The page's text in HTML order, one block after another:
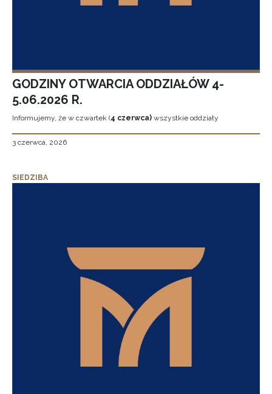
GODZINY OTWARCIA ODDZIAŁÓW 4-
5.06.2026 R.
Informujemy, że w czwartek (4 czerwca) wszystkie oddziały
3 czerwca, 2026
SIEDZIBA